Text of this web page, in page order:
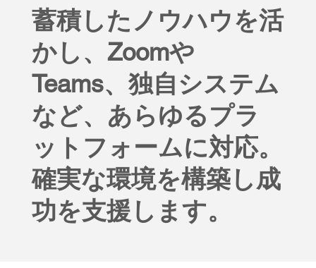
蓄積したノウハウを活
かし、Zoomや
Teams、独自システム
など、あらゆるプラ
ットフォームに対応。
確実な環境を構築し成
功を支援します。